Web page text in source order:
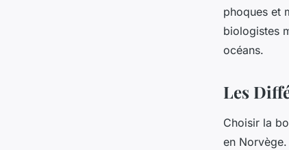
phoques et
biologistes
océans.
Les
Choisir la
en